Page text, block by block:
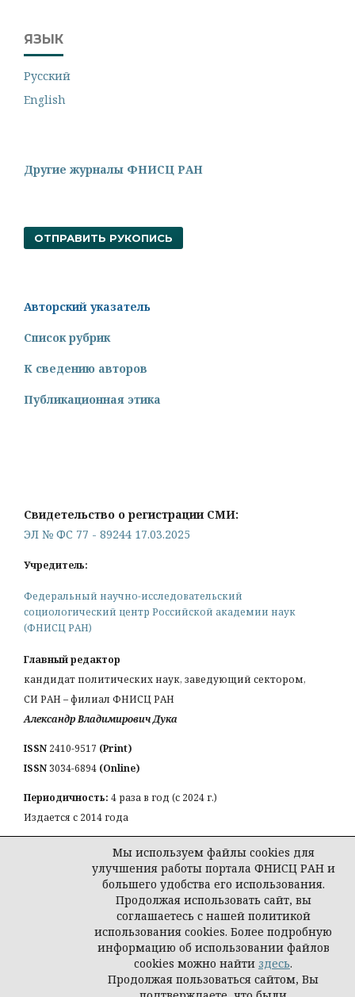
ЯЗЫК
Русский
English
Другие журналы ФНИСЦ РАН
ОТПРАВИТЬ РУКОПИСЬ
Авторский указатель
Список рубрик
К сведению авторов
Публикационная этика
Свидетельство о регистрации СМИ:
ЭЛ № ФС 77 - 89244 17.03.2025
Учредитель:
Федеральный научно-исследовательский
социологический центр Российской академии наук
(ФНИСЦ РАН)
Главный редактор
кандидат политических наук, заведующий сектором,
СИ РАН – филиал ФНИСЦ РАН
Александр Владимирович Дука
ISSN 2410-9517 (Print)
ISSN3034-6894 (Online)
Периодичность: 4 раза в год (с 2024 г.)
Издается с 2014 года
a_duka@mail.ru
© Журнал «Власть и элиты»
Мы используем файлы cookies для
улучшения работы портала ФНИСЦ РАН и
большего удобства его использования.
Продолжая использовать сайт, вы
соглашаетесь с нашей политикой
использования cookies. Более подробную
информацию об использовании файлов
cookies можно найти здесь.
Продолжая пользоваться сайтом, Вы